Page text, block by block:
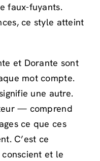
faux-fuyants.
ce style atteint
et Dorante sont
mot compte.
une autre.
— comprend
ce que ces
C’est ce
et le